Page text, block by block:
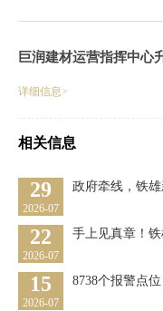
巨润建材运营指挥中心
详细信息>
相关信息
29
2026-07
政府牵线，铁
22
2026-07
手上见真章！
15
2026-07
8738个报警点